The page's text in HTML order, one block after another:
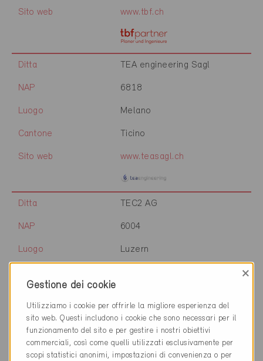
Sito web www.tbf.ch
Ditta TEA engineering Sagl
NAP 6818
Luogo Melano
Cantone Ticino
Sito web www.teasagl.ch
Ditta TEC2 AG
NAP 6004
Luogo Luzern
TechCom electro ag
Gestione dei cookie
×
Utilizziamo i cookie per offrirle la migliore esperienza del
sito web. Questi includono i cookie che sono necessari per il
funzionamento del sito e per gestire i nostri obiettivi
commerciali, così come quelli utilizzati esclusivamente per
scopi statistici anonimi, impostazioni di convenienza o per